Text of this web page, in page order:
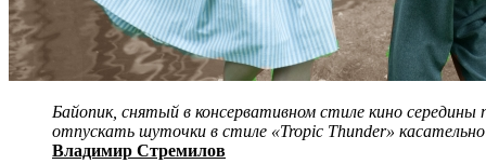
Байопик, снятый в консервативном стиле кино
отпускать шуточки в стиле «Tropic Thunder»
Владимир Стремилов